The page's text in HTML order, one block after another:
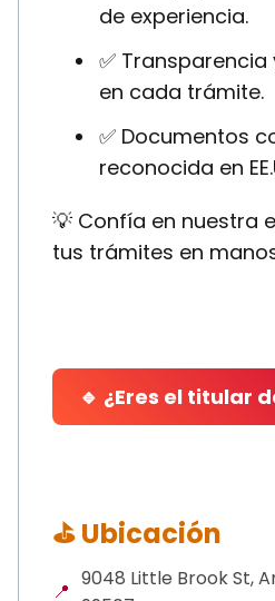
de experiencia.
✅
en cada trámite.
✅ Documentos
reconocida en
💡 Confía en nuestra
tus trámites en
🔹 ¿Eres el titular
⛳ Ubicación
📍
9048 Little Brook St,